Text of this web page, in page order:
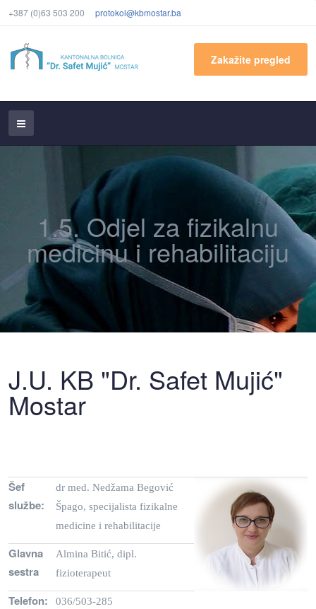
+387 (0)63 503 200 protokol@kbmostar.ba
Zakažite pregled
1.5. Odjel za fizikalnu
medicinu i rehabilitaciju
J.U. KB "Dr. Safet Mujić"
Mostar
Šef
službe:
dr med. Nedžama Begović
Špago, specijalista fizikalne
medicine i rehabilitacije
Glavna
sestra
Almina Bitić, dipl.
fizioterapeut
Telefon: 036/503-285